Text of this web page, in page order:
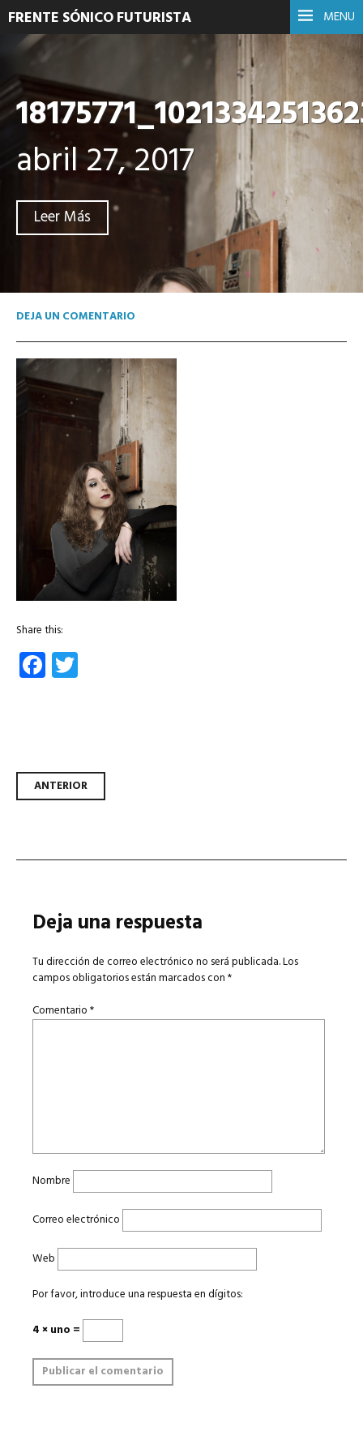
MENU
FRENTE SÓNICO FUTURISTA
abril 27, 2017
Leer Más
DEJA UN COMENTARIO
Share this:
Facebook
Navegador de artículos
ANTERIOR
Deja una respuesta
Tu dirección de correo electrónico no será publicada.Los
campos obligatorios están marcados con*
Comentario*
Nombre
Correo electrónico
Web
Por favor, introduce una respuesta en dígitos:
4 × uno =